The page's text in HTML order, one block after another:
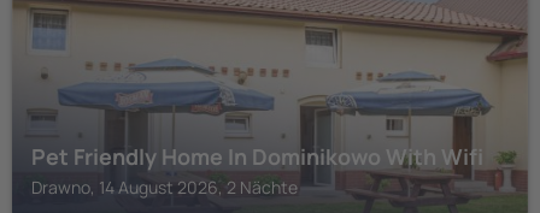
Pet Friendly Home In Dominikowo With Wifi
Drawno, 14 August 2026, 2 Nächte